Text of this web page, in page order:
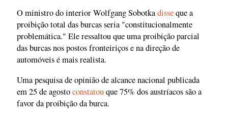
O ministro do interior Wolfgang Sobotkadisseque a
proibição total das burcas seria "constitucionalmente
problemática." Ele ressaltou que uma proibição parcial
das burcas nos postos fronteiriços e na direção de
automóveis é mais realista.
Uma pesquisa de opinião de alcance nacional publicada
em 25 de agostoconstatouque 75% dos austríacos são a
favor da proibição da burca.